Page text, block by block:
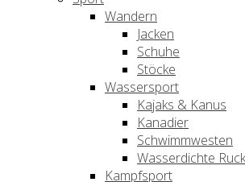
Wandern
Jacken
Schuhe
Stöcke
Wassersport
Kajaks & Kanus
Kanadier
Schwimmwesten
Wasserdichte
Kampfsport